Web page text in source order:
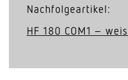
Nachfolgeartikel:
HF 180 COM1 –